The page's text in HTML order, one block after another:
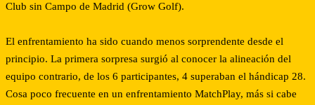
Club sin Campo de Madrid (Grow Golf).
El enfrentamiento ha sido cuando menos sorprendente desde el
principio. La primera sorpresa surgió al conocer la alineación del
equipo contrario, de los 6 participantes, 4 superaban el hándicap 28.
Cosa poco frecuente en un enfrentamiento MatchPlay, más si cabe